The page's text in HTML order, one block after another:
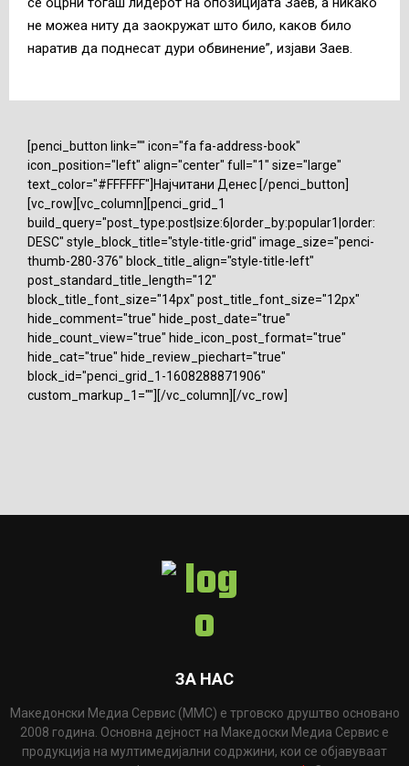
не можеа ниту да заокружат што било, каков било
наратив да поднесат дури обвинение”, изјави Заев.
[penci_button link="" icon="fa fa-address-book"
icon_position="left" align="center" full="1" size="large"
text_color="#FFFFFF"]Најчитани Денес [/penci_button]
[vc_row][vc_column][penci_grid_1
build_query="post_type:post|size:6|order_by:popular1|order:
DESC" style_block_title="style-title-grid" image_size="penci-
thumb-280-376" block_title_align="style-title-left"
post_standard_title_length="12"
block_title_font_size="14px" post_title_font_size="12px"
hide_comment="true" hide_post_date="true"
hide_count_view="true" hide_icon_post_format="true"
hide_cat="true" hide_review_piechart="true"
block_id="penci_grid_1-1608288871906"
custom_markup_1=""][/vc_column][/vc_row]
ЗА НАС
Македонски Медиа Сервис (ММС) е трговско друштво основано
2008 година. Основна дејност на Македоски Медиа Сервис е
продукција на мултимедијални содржини, кои се објавуваат